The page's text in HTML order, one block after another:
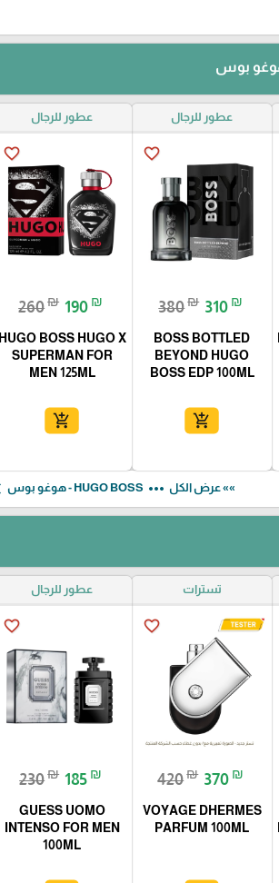
عطور للرجال
favorite_border
380₪ 310 ₪
BOSS BOTTLED
BEYOND HUGO
BOSS EDP 100ML
add_shopping_cart
عطور للرجال
favorite_border
260₪ 190 ₪
HUGO BOSS HUGO X
SUPERMAN FOR
MEN 125ML
add_shopping_cart
»» عرض الكل more_horiz
تسترات
favorite_border
420₪ 370 ₪
VOYAGE DHERMES
PARFUM 100ML
عطور للرجال
favorite_border
230₪ 185 ₪
GUESS UOMO
INTENSO FOR MEN
100ML